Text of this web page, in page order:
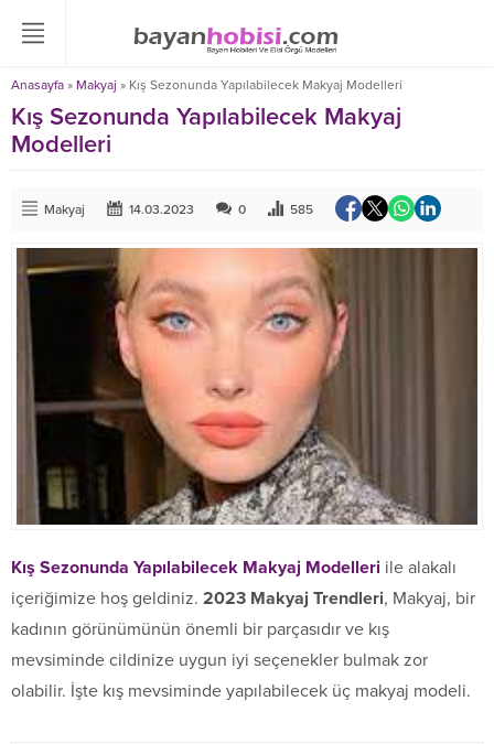
Anasayfa » Makyaj » Kış Sezonunda Yapılabilecek Makyaj Modelleri
Kış Sezonunda Yapılabilecek Makyaj
Modelleri
Makyaj 14.03.2023 0 585
Kış Sezonunda Yapılabilecek Makyaj Modelleri ile alakalı
içeriğimize hoş geldiniz. 2023 Makyaj Trendleri, Makyaj, bir
kadının görünümünün önemli bir parçasıdır ve kış
mevsiminde cildinize uygun iyi seçenekler bulmak zor
olabilir. İşte kış mevsiminde yapılabilecek üç makyaj modeli.